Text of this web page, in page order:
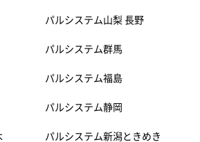
パルシステム山梨 長野
パルシステム群馬
パルシステム福島
パルシステム静岡
パルシステム新潟ときめき